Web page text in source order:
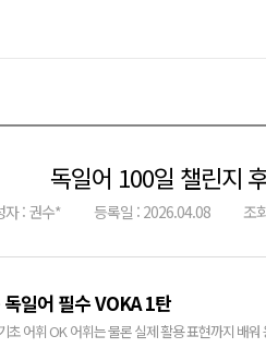
독일어 100일 챌린지
자 : 권수* 등록일 : 2026.04.08 조
일어 필수 VOKA 1탄
초 어휘 OK 어휘는 물론 실제 활용 표현까지 배워